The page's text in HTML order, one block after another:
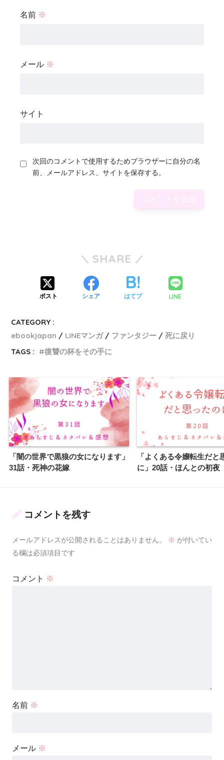
名前 ※
メール ※
サイト
次回のコメントで使用するためブラウザーに自分の名
前、メールアドレス、サイトを保存する。
SHARE
ポスト シェア はてブ LINE
CATEGORY :
ebookjapan
LINEマンガ ファンタジー
死に戻り
TAGS :
復讐の杯をその手に
「闇の世界で黒狼の女になります」
31話・死神の花嫁
「よくある令嬢転生だと
に」20話・ほんとの初夜
コメントを残す
メールアドレスが公開されることはありません。 ※ が付いてい
る欄は必須項目です
コメント ※
名前 ※
メール ※